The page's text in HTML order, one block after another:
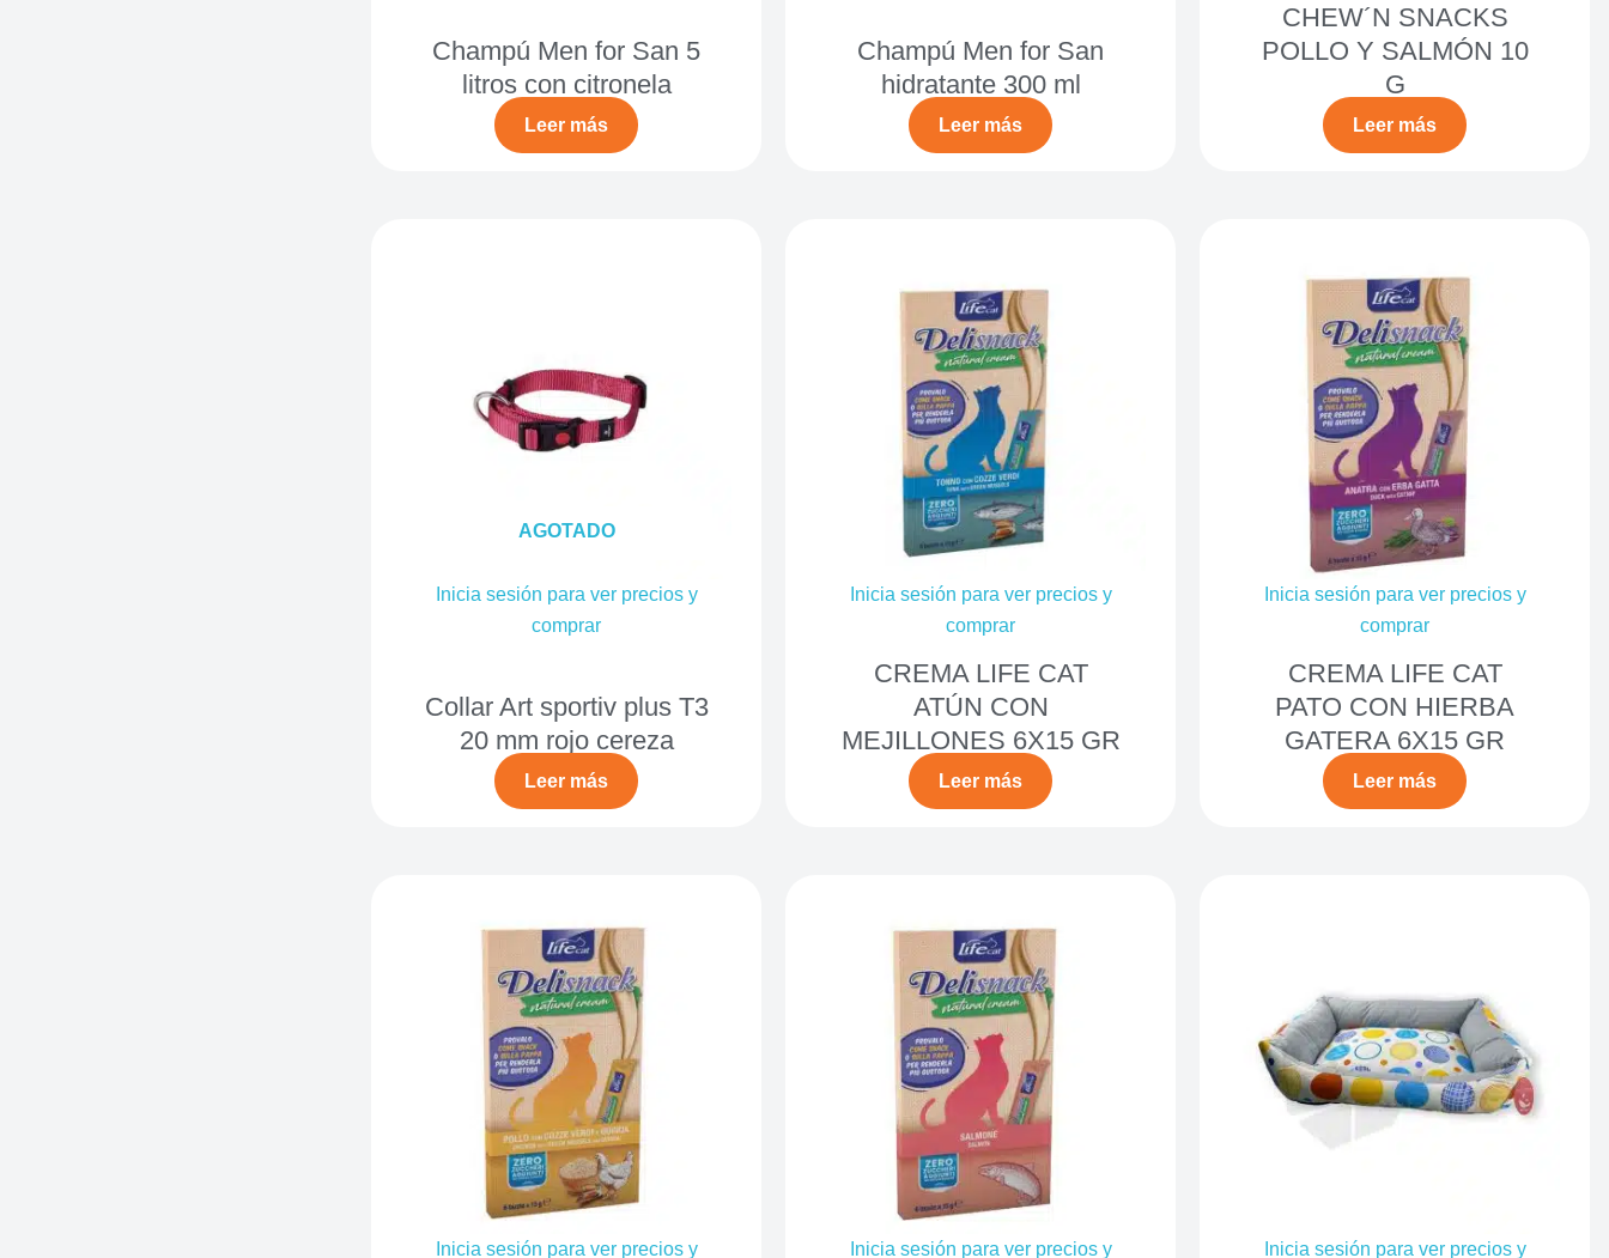
Champú Men for San 5
litros con citronela
Leer más
Champú Men for San
hidratante 300 ml
Leer más
CHEW´N SNACKS
POLLO Y SALMÓN 10
G
Leer más
AGOTADO
Inicia sesión para ver precios y
comprar
Collar Art sportiv plus T3
20 mm rojo cereza
Leer más
Inicia sesión para ver precios y
comprar
CREMA LIFE CAT
ATÚN CON
MEJILLONES 6X15 GR
Leer más
Inicia sesión para ver precios y
comprar
CREMA LIFE CAT
PATO CON HIERBA
GATERA 6X15 GR
Leer más
Inicia sesión para ver precios y
Inicia sesión para ver precios y
Inicia sesión para ver precios y